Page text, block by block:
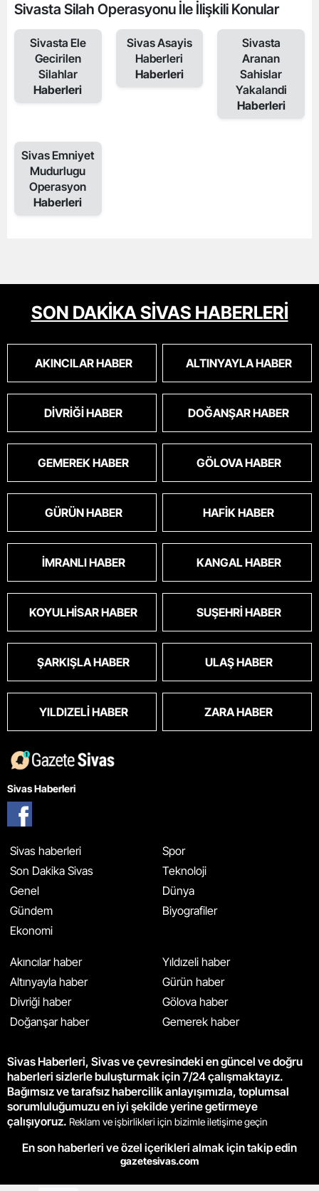
Sivasta Silah Operasyonu İle İlişkili Konular
Sivasta Ele
Gecirilen
Silahlar
Haberleri
Sivas Asayis
Haberleri
Haberleri
Sivasta
Aranan
Sahislar
Yakalandi
Haberleri
Sivas Emniyet
Mudurlugu
Operasyon
Haberleri
SON DAKİKA SİVAS HABERLERİ
AKINCILAR HABER ALTINYAYLA HABER
DIVRIĞI HABER DOĞANŞAR HABER
GEMEREK HABER GÖLOVA HABER
GÜRÜN HABER HAFIK HABER
İMRANLI HABER KANGAL HABER
KOYULHISAR HABER SUŞEHRI HABER
ŞARKIŞLA HABER ULAŞ HABER
YILDIZELI HABER ZARA HABER
Sivas Haberleri
Sivas haberleri
Son Dakika Sivas
Genel
Gündem
Ekonomi
Spor
Teknoloji
Dünya
Biyografiler
Akıncılar haber
Altınyayla haber
Divriği haber
Doğanşar haber
Yıldızeli haber
Gürün haber
Gölova haber
Gemerek haber
Sivas Haberleri, Sivas ve çevresindeki en güncel ve doğru
haberleri sizlerle buluşturmak için 7/24 çalışmaktayız.
Bağımsız ve tarafsız habercilik anlayışımızla, toplumsal
sorumluluğumuzu en iyi şekilde yerine getirmeye
çalışıyoruz. Reklam ve işbirlikleri için bizimle iletişime geçin
En son haberleri ve özel içerikleri almak için takip edin
gazetesivas.com